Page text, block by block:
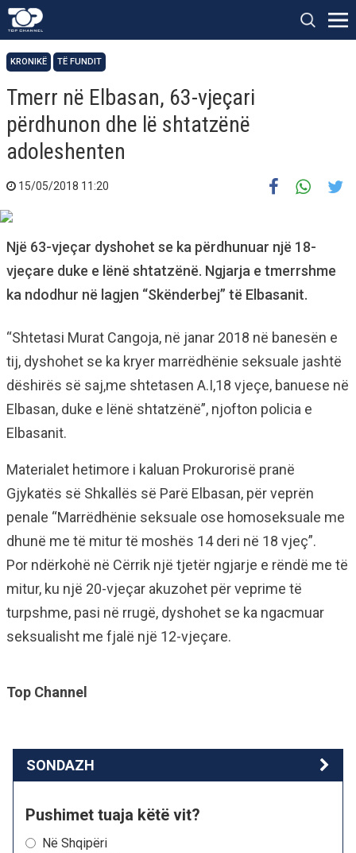
KRONIKË TË FUNDIT
Tmerr në Elbasan, 63-vjeçari
përdhunon dhe lë shtatzënë
adoleshenten
15/05/2018 11:20
Një 63-vjeçar dyshohet se ka përdhunuar një 18-
vjeçare duke e lënë shtatzënë. Ngjarja e tmerrshme
ka ndodhur në lagjen “Skënderbej” të Elbasanit.
“Shtetasi Murat Cangoja, në janar 2018 në banesën e
tij, dyshohet se ka kryer marrëdhënie seksuale jashtë
dëshirës së saj,me shtetasen A.I,18 vjeçe, banuese në
Elbasan, duke e lënë shtatzënë”, njofton policia e
Elbasanit.
Materialet hetimore i kaluan Prokurorisë pranë
Gjykatës së Shkallës së Parë Elbasan, për veprën
penale “Marrëdhënie seksuale ose homoseksuale me
dhunë me të mitur të moshës 14 deri në 18 vjeç”.
Por ndërkohë në Cërrik një tjetër ngjarje e rëndë me të
mitur, ku një 20-vjeçar akuzohet për veprime të
turpshme, pasi në rrugë, dyshohet se ka ngacmuar
seksualisht me fjalë një 12-vjeçare.
Top Channel
SONDAZH
Pushimet tuaja këtë vit?
Në Shqipëri